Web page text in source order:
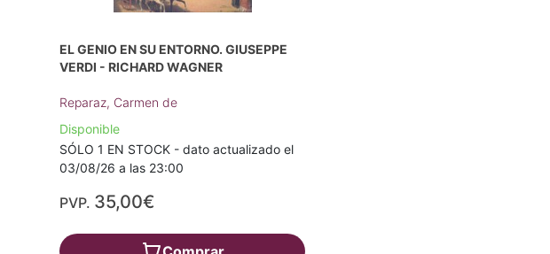
EL GENIO EN SU ENTORNO. GIUSEPPE
VERDI - RICHARD WAGNER
Reparaz, Carmen de
Disponible
SÓLO 1 EN STOCK - dato actualizado el
03/08/26 a las 23:00
PVP. 35,00€